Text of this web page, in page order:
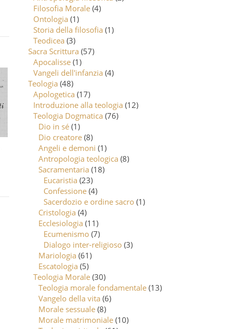
Filosofia Morale (4)
Ontologia (1)
Storia della filosofia (1)
Teodicea (3)
Sacra Scrittura (57)
Apocalisse (1)
Vangeli dell'infanzia (4)
Teologia (48)
Apologetica (17)
Introduzione alla teologia (12)
Teologia Dogmatica (76)
Dio in sé (1)
Dio creatore (8)
Angeli e demoni (1)
Antropologia teologica (8)
Sacramentaria (18)
Eucaristia (23)
Confessione (4)
Sacerdozio e ordine sacro (1)
Cristologia (4)
Ecclesiologia (11)
Ecumenismo (7)
Dialogo inter-religioso (3)
Mariologia (61)
Escatologia (5)
Teologia Morale (30)
Teologia morale fondamentale (13)
Vangelo della vita (6)
Morale sessuale (8)
Morale matrimoniale (10)